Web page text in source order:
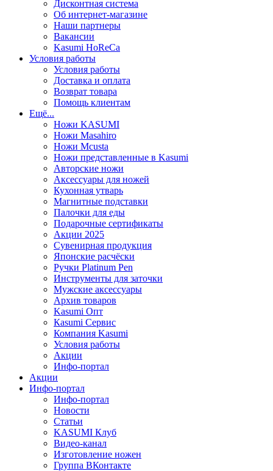
Дисконтная система
Об интернет-магазине
Наши партнеры
Вакансии
Kasumi HoReCa
Условия работы
Условия работы
Доставка и оплата
Возврат товара
Помощь клиентам
Ещё...
Ножи KASUMI
Ножи Masahiro
Ножи Mcusta
Ножи представленные в Kasumi
Авторские ножи
Аксессуары для ножей
Кухонная утварь
Магнитные подставки
Палочки для еды
Подарочные сертификаты
Акции 2025
Сувенирная продукция
Японские расчёски
Ручки Platinum Pen
Инструменты для заточки
Мужские аксессуары
Архив товаров
Kasumi Опт
Кasumi Сервис
Компания Kasumi
Условия работы
Акции
Инфо-портал
Акции
Инфо-портал
Инфо-портал
Новости
Статьи
KASUMI Клуб
Видео-канал
Изготовление ножен
Группа ВКонтакте